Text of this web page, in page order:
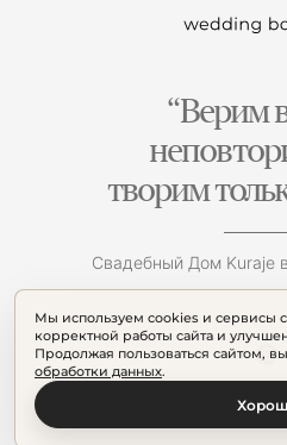
Мы используем cookies и сервисы
корректной работы сайта и
Продолжая пользоваться сайтом,
обработки данных.
“Верим
творим
Свадебный Дом Kuraje